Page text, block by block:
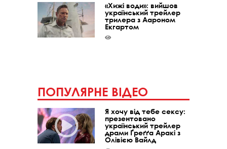
«Хижі води»: вийшов
український трейлер
трилера з Аароном
Екгартом
ПОПУЛЯРНЕ ВІДЕО
Я хочу від тебе сексу:
презентовано
український трейлер
драми Ґреґґа Аракі з
Олівією Вайлд